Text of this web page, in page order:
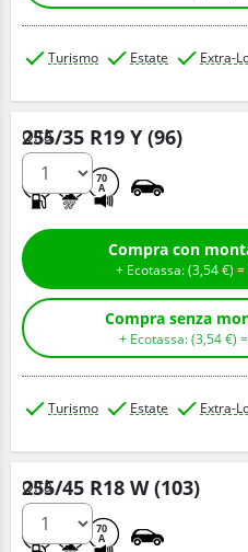
Turismo Estate Extra-
255/35 R19 Y (96)
70
A
Q.tà
+ Ecotassa: (3,54€ ) =
+ Ecotassa: (3,54€ ) =
Turismo Estate Extra-
255/45 R18 W (103)
70
A
Q.tà